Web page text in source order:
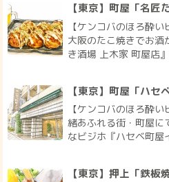
【東京】町屋「名匠
【ケンコバのほろ酔
大阪のたこ焼きでお酒
き酒場 上木家 町屋
【東京】町屋「ハセ
【ケンコバのほろ酔
緒あふれる街・町屋に
なビジホ『ハセベ町
【東京】押上「鉄板